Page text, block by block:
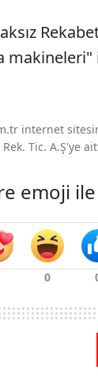
makineleri"
internet
Tic. A.Ş'ye
emoji